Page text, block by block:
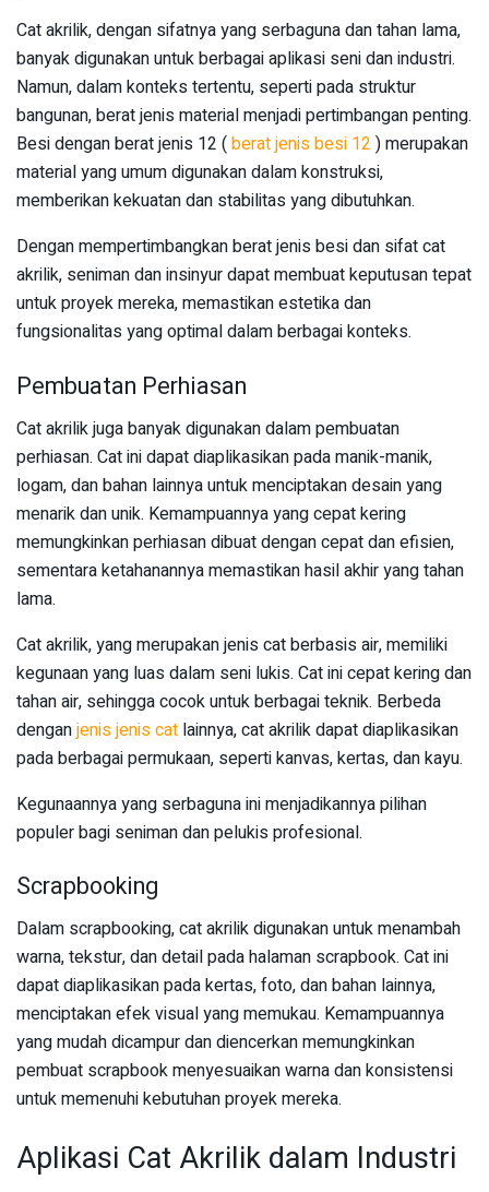
Cat akrilik, dengan sifatnya yang serbaguna dan tahan lama,
banyak digunakan untuk berbagai aplikasi seni dan industri.
Namun, dalam konteks tertentu, seperti pada struktur
bangunan, berat jenis material menjadi pertimbangan penting.
Besi dengan berat jenis 12 (berat jenis besi 12 ) merupakan
material yang umum digunakan dalam konstruksi,
memberikan kekuatan dan stabilitas yang dibutuhkan.
Dengan mempertimbangkan berat jenis besi dan sifat cat
akrilik, seniman dan insinyur dapat membuat keputusan tepat
untuk proyek mereka, memastikan estetika dan
fungsionalitas yang optimal dalam berbagai konteks.
Pembuatan Perhiasan
Cat akrilik juga banyak digunakan dalam pembuatan
perhiasan. Cat ini dapat diaplikasikan pada manik-manik,
logam, dan bahan lainnya untuk menciptakan desain yang
menarik dan unik. Kemampuannya yang cepat kering
memungkinkan perhiasan dibuat dengan cepat dan efisien,
sementara ketahanannya memastikan hasil akhir yang tahan
lama.
Cat akrilik, yang merupakan jenis cat berbasis air, memiliki
kegunaan yang luas dalam seni lukis. Cat ini cepat kering dan
tahan air, sehingga cocok untuk berbagai teknik. Berbeda
denganjenis jenis cat lainnya, cat akrilik dapat diaplikasikan
pada berbagai permukaan, seperti kanvas, kertas, dan kayu.
Kegunaannya yang serbaguna ini menjadikannya pilihan
populer bagi seniman dan pelukis profesional.
Scrapbooking
Dalam scrapbooking, cat akrilik digunakan untuk menambah
warna, tekstur, dan detail pada halaman scrapbook. Cat ini
dapat diaplikasikan pada kertas, foto, dan bahan lainnya,
menciptakan efek visual yang memukau. Kemampuannya
yang mudah dicampur dan diencerkan memungkinkan
pembuat scrapbook menyesuaikan warna dan konsistensi
untuk memenuhi kebutuhan proyek mereka.
Aplikasi Cat Akrilik dalam Industri